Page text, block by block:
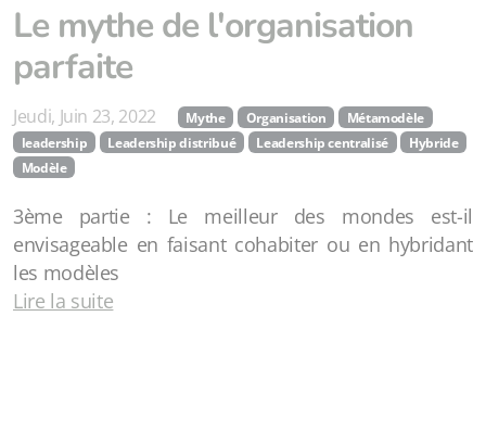
Le mythe de l'organisation
parfaite
Jeudi, Juin 23, 2022 Mythe Organisation
Métamodèle
leadership
Leadership distribué Leadership centralisé
Hybride
Modèle
3ème partie : Le meilleur des mondes est-il
envisageable en faisant cohabiter ou en hybridant
les modèles
Lire la suite